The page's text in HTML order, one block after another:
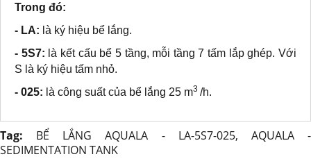
Trong đó:
- LA: là ký hiệu bể lắng.
- 5S7: là kết cấu bể 5 tầng, mỗi tầng 7 tấm lắp ghép. Với
S là ký hiệu tấm nhỏ.
- 025: là công suất của bể lắng 25 m3 /h.
Tag: BỂ LẮNG AQUALA - LA-5S7-025, AQUALA -
SEDIMENTATION TANK